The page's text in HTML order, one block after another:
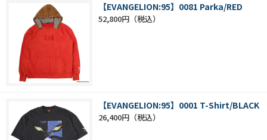
【EVANGELION:95】0081 Parka/RED
52,800円
【EVANGELION:95】0001 T-Shirt/BLACK
26,400円